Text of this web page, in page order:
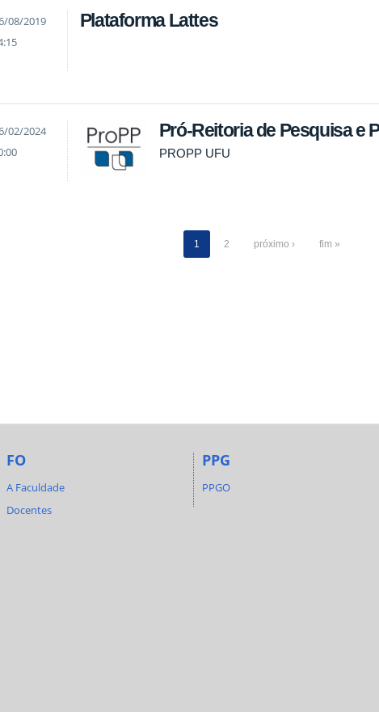
08/2019
Plataforma Lattes
02/2024
Pró-Reitoria de Pesquisa e
PROPP UFU
1 2 próximo › fim »
FO
A Faculdade
Docentes
PPG
PPGO